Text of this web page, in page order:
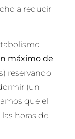
a reducir
máximo de
reservando
(un
que el
horas de